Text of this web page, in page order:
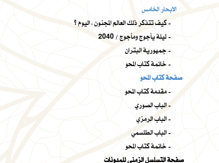
الابحار الخامس
كيف تتذكر ذلك العالم المجنون ، اليوم ؟ -
ليلة يأجوج ومأجوج / 2040 -
جمهورية البتران -
خاتمة كتاب المحو -
صفحة كتاب المحو
مقدمة كتاب المحو -
الباب الصوري -
الباب الرمزي -
الباب الطلسمي -
خاتمة كتاب المحو -